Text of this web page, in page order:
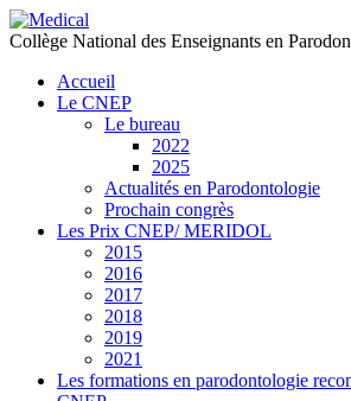
Collège National des Enseignants en
Accueil
Le CNEP
Le bureau
2022
2025
Actualités en Parodontologie
Prochain congrès
Les Prix CNEP/ MERIDOL
2015
2016
2017
2018
2019
2021
Les formations en parodontologie
précédente
précédent
suivante
suivant